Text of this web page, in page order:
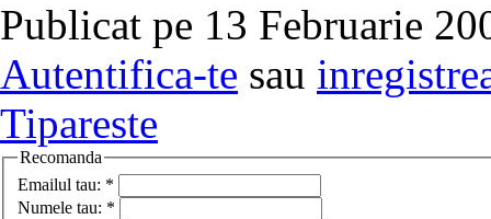
Publicat pe 13 Februarie
Autentifica-te sau
Tipareste
Recomanda
Emailul tau: *
Numele tau: *